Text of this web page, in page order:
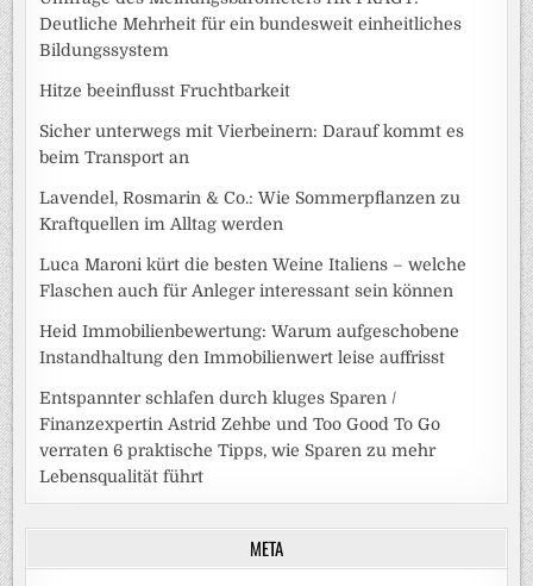
Deutliche Mehrheit für ein bundesweit einheitliches
Bildungssystem
Hitze beeinflusst Fruchtbarkeit
Sicher unterwegs mit Vierbeinern: Darauf kommt es
beim Transport an
Lavendel, Rosmarin & Co.: Wie Sommerpflanzen zu
Kraftquellen im Alltag werden
Luca Maroni kürt die besten Weine Italiens – welche
Flaschen auch für Anleger interessant sein können
Heid Immobilienbewertung: Warum aufgeschobene
Instandhaltung den Immobilienwert leise auffrisst
Entspannter schlafen durch kluges Sparen /
Finanzexpertin Astrid Zehbe und Too Good To Go
verraten 6 praktische Tipps, wie Sparen zu mehr
Lebensqualität führt
META